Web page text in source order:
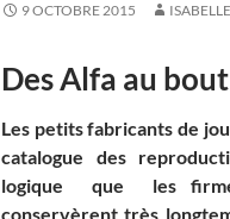
9 OCTOBRE 2015
Des Alfa au
Les petits fabricants de
catalogue des
logique que les
conservèrent très